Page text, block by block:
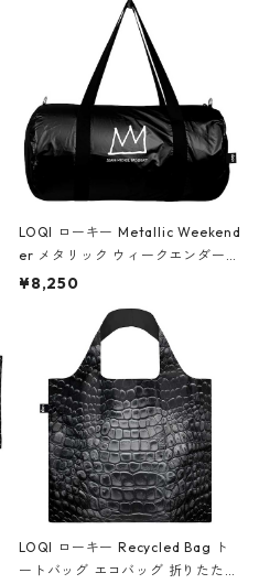
LOQI ローキー Metallic Weekend
er メタリック ウィークエンダー
ボストンバッグ ショルダーバッグ
Black ジャン=ミッシェル・バスキ
ア/クラウン ブラック
¥8,250
LOQI ローキー Recycled Bag ト
ートバッグ エコバッグ 折りたたみ